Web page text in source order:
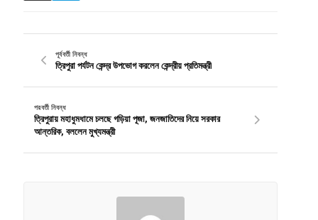
পূর্ববর্তী নিবন্ধ
ত্রিপুরা পর্যটন কেন্দ্র উপভোগ করলেন কেন্দ্রীয় প্রতিমন্ত্রী
পরবর্তী নিবন্ধ
ত্রিপুরায় মহাধুমধামে চলছে গড়িয়া পূজা, জনজাতিদের নিয়ে সরকার
আন্তরিক, বললেন মুখ্যমন্ত্রী